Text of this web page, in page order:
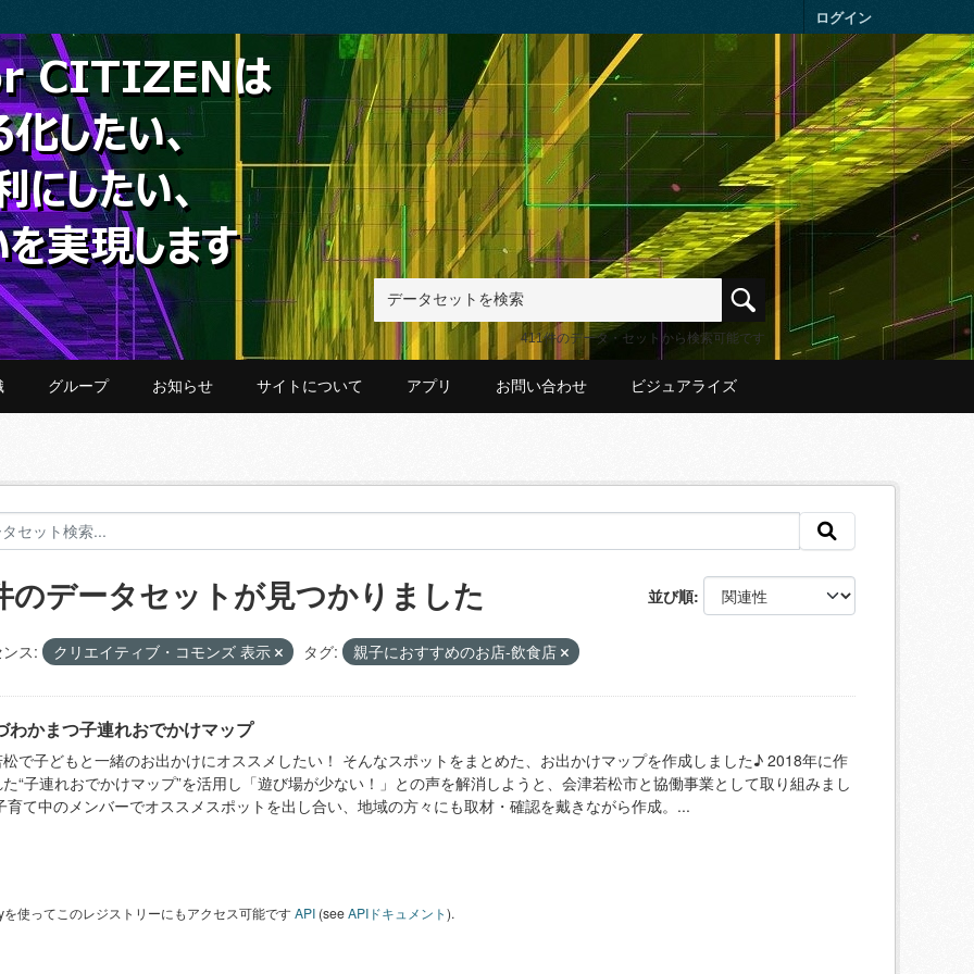
ログイン
411件のデータ・セットから検索可能です
グループ お知らせ サイトについて アプリ お問い合わせ ビジュアライズ
並び順
のデータセットが見つかりました
ス: クリエイティブ・コモンズ 表示 タグ: 親子におすすめのお店-飲食店
わかまつ子連れおでかけマップ
で子どもと一緒のお出かけにオススメしたい！ そんなスポットをまとめた、お出かけマップを作成しました♪ 2018年に作
“子連れおでかけマップ”を活用し「遊び場が少ない！」との声を解消しようと、会津若松市と協働事業として取り組みまし
育て中のメンバーでオススメスポットを出し合い、地域の方々にも取材・確認を戴きながら作成。...
を使ってこのレジストリーにもアクセス可能ですAPI(seeAPIドキュメント).